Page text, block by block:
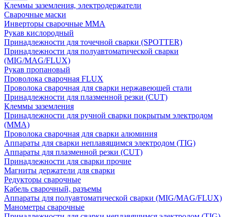
Клеммы заземления, электродержатели
Сварочные маски
Инверторы сварочные ММА
Рукав кислородный
Принадлежности для точечной сварки (SPOTTER)
Принадлежности для полуавтоматической сварки
(MIG/MAG/FLUX)
Рукав пропановый
Проволока сварочная FLUX
Проволока сварочная для сварки нержавеющей стали
Принадлежности для плазменной резки (CUT)
Клеммы заземления
Принадлежности для ручной сварки покрытым электродом
(MMA)
Проволока сварочная для сварки алюминия
Аппараты для сварки неплавящимся электродом (TIG)
Аппараты для плазменной резки (CUT)
Принадлежности для сварки прочие
Магниты держатели для сварки
Редукторы сварочные
Кабель сварочный, разъемы
Аппараты для полуавтоматической сварки (MIG/MAG/FLUX)
Манометры сварочные